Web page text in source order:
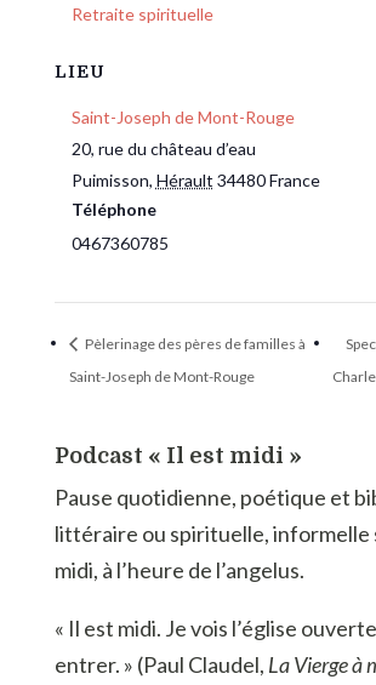
Retraite spirituelle
LIEU
Saint-Joseph de Mont-Rouge
20, rue du château d’eau
Puimisson, Hérault 34480France
Téléphone
0467360785
Pèlerinage des pères de familles à
Saint-Joseph de Mont-Rouge
Podcast « Il est midi »
Pause quotidienne, poétique et
littéraire ou spirituelle, informelle
midi, à l’heure de l’angelus.
« Il est midi. Je vois l’église
entrer. » (Paul Claudel, La Vierge à